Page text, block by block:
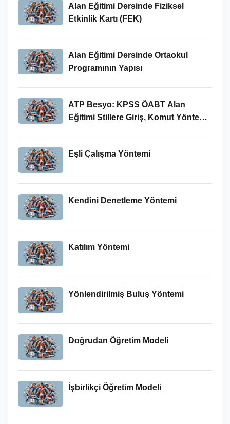
Alan Eğitimi Dersinde Fiziksel
Etkinlik Kartı (FEK)
Alan Eğitimi Dersinde Ortaokul
Programının Yapısı
ATP Besyo: KPSS ÖABT Alan
Eğitimi Stillere Giriş, Komut Yöntemi,
Eşli Çalışma Yöntemi
Kendini Denetleme Yöntemi
Katılım Yöntemi
Yönlendirilmiş Buluş Yöntemi
Doğrudan Öğretim Modeli
İşbirlikçi Öğretim Modeli